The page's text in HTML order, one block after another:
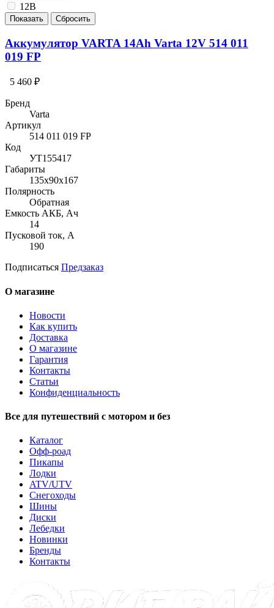
12В
Аккумулятор VARTA 14Ah Varta 12V 514 011
019 FP
5 460 ₽
Бренд
Varta
Артикул
514 011 019 FP
Код
УТ155417
Габариты
135x90x167
Полярность
Обратная
Емкость АКБ, Ач
14
Пусковой ток, А
190
Подписаться Предзаказ
О магазине
Новости
Как купить
Доставка
О магазине
Гарантия
Контакты
Статьи
Конфиденциальность
Все для путешествий с мотором и без
Каталог
Офф-роад
Пикапы
Лодки
ATV/UTV
Снегоходы
Шины
Диски
Лебедки
Новинки
Бренды
Контакты